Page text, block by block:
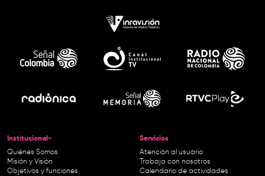
Institucional-
Quiénes Somos
Misión y Visión
Objetivos y funciones
Servicios
Atención al usuario
Trabaja con nosotros
Calendario de actividades